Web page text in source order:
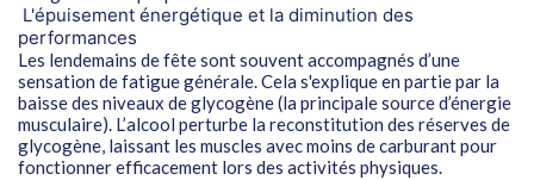
L'épuisement énergétique et la diminution des
performances
Les lendemains de fête sont souvent accompagnés d’une
sensation de fatigue générale. Cela s'explique en partie par la
baisse des niveaux de glycogène (la principale source d’énergie
musculaire). L’alcool perturbe la reconstitution des réserves de
glycogène, laissant les muscles avec moins de carburant pour
fonctionner efficacement lors des activités physiques.